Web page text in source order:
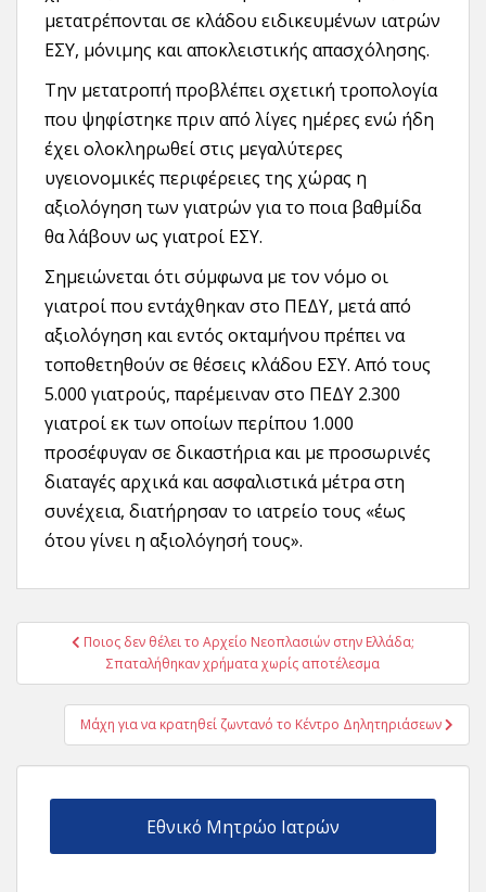
μετατρέπονται σε κλάδου ειδικευμένων ιατρών
ΕΣΥ, μόνιμης και αποκλειστικής απασχόλησης.
Την μετατροπή προβλέπει σχετική τροπολογία
που ψηφίστηκε πριν από λίγες ημέρες ενώ ήδη
έχει ολοκληρωθεί στις μεγαλύτερες
υγειονομικές περιφέρειες της χώρας η
αξιολόγηση των γιατρών για το ποια βαθμίδα
θα λάβουν ως γιατροί ΕΣΥ.
Σημειώνεται ότι σύμφωνα με τον νόμο οι
γιατροί που εντάχθηκαν στο ΠΕΔΥ, μετά από
αξιολόγηση και εντός οκταμήνου πρέπει να
τοποθετηθούν σε θέσεις κλάδου ΕΣΥ. Από τους
5.000 γιατρούς, παρέμειναν στο ΠΕΔΥ 2.300
γιατροί εκ των οποίων περίπου 1.000
προσέφυγαν σε δικαστήρια και με προσωρινές
διαταγές αρχικά και ασφαλιστικά μέτρα στη
συνέχεια, διατήρησαν το ιατρείο τους «έως
ότου γίνει η αξιολόγησή τους».
Πλοήγηση
άρθρων
Ποιος δεν θέλει το Αρχείο Νεοπλασιών στην Ελλάδα;
Σπαταλήθηκαν χρήματα χωρίς αποτέλεσμα
Mάχη για να κρατηθεί ζωντανό το Κέντρο Δηλητηριάσεων
Εθνικό Μητρώο Ιατρών